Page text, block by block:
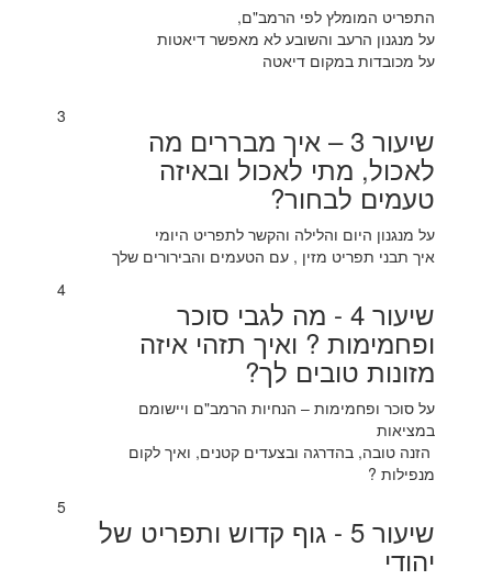
התפריט המומלץ לפי הרמב"ם,
על מנגנון הרעב והשובע לא מאפשר דיאטות
על מכובדות במקום דיאטה
3
שיעור 3 – איך מבררים מה
לאכול, מתי לאכול ובאיזה
טעמים לבחור?
על מנגנון היום והלילה והקשר לתפריט היומי
איך תבני תפריט מזין , עם הטעמים והבירורים שלך
4
שיעור 4 - מה לגבי סוכר
ופחמימות ? ואיך תזהי איזה
מזונות טובים לך?
על סוכר ופחמימות – הנחיות הרמב"ם ויישומם
במציאות
הזנה טובה, בהדרגה ובצעדים קטנים, ואיך לקום
מנפילות ?
5
שיעור 5 - גוף קדוש ותפריט של
יהודי